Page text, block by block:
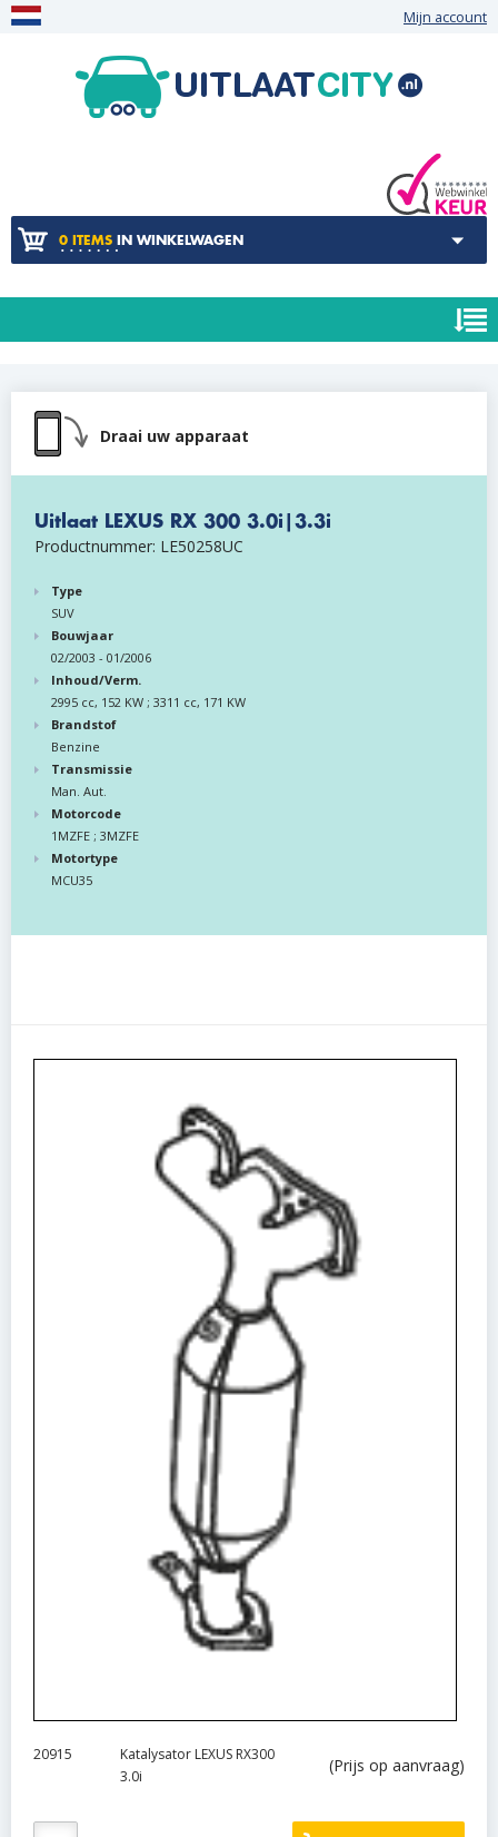
Mijn account
0 ITEMS IN WINKELWAGEN
Draai uw apparaat
Uitlaat LEXUS RX 300 3.0i|3.3i
Productnummer: LE50258UC
Type
SUV
Bouwjaar
02/2003 - 01/2006
Inhoud/Verm.
2995 cc, 152 KW ; 3311 cc, 171 KW
Brandstof
Benzine
Transmissie
Man. Aut.
Motorcode
1MZFE ; 3MZFE
Motortype
MCU35
20915
Katalysator LEXUS RX300
3.0i
(Prijs op aanvraag)